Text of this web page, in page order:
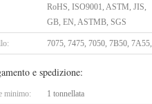
RoHS, ISO9001, ASTM, JIS,
GB, EN, ASTMB, SGS
7075, 7475, 7050, 7B50, 7A55,
e spedizione:
minimo: 1 tonnellata